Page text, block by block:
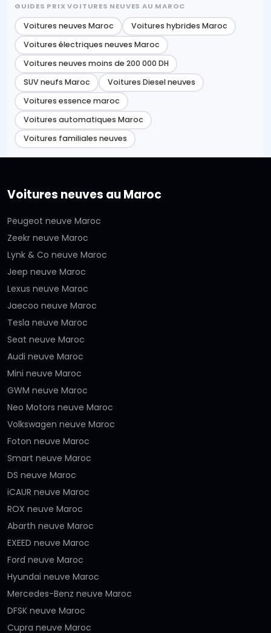
GUIDES PRIX VOITURES NEUVES AU MAROC
Voitures neuves Maroc
Voitures hybrides Maroc
Voitures électriques neuves Maroc
Voitures neuves moins de 200 000 DH
SUV neufs Maroc
Voitures Diesel neuves
Voitures essence maroc
Voitures automatiques Maroc
Voitures familiales neuves
Voitures neuves au Maroc
Peugeot neuve Maroc
Zeekr neuve Maroc
Lynk & Co neuve Maroc
Jeep neuve Maroc
Lexus neuve Maroc
Jaecoo neuve Maroc
Tesla neuve Maroc
Seat neuve Maroc
Audi neuve Maroc
Mini neuve Maroc
GWM neuve Maroc
Neo Motors neuve Maroc
Volkswagen neuve Maroc
Foton neuve Maroc
Smart neuve Maroc
DS neuve Maroc
iCAUR neuve Maroc
ROX neuve Maroc
Abarth neuve Maroc
EXEED neuve Maroc
Ford neuve Maroc
Hyundai neuve Maroc
Mercedes-Benz neuve Maroc
DFSK neuve Maroc
Cupra neuve Maroc